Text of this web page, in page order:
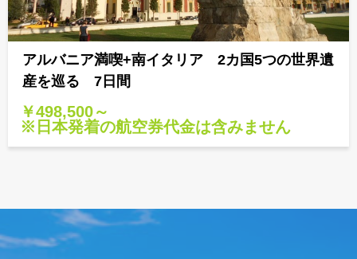
アルバニア満喫+南イタリア 2カ国5つの世界遺
産を巡る 7日間
￥498,500～
※日本発着の航空券代金は含みません